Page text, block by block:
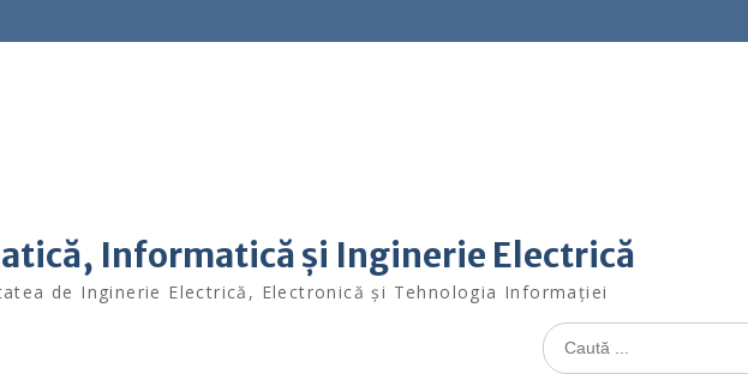
Informatică și Inginerie Electrică
de Inginerie Electrică, Electronică și Tehnologia Informației
Search
for: